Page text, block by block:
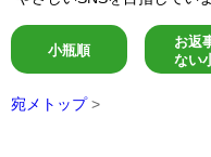
小瓶順
お返
ない
宛メトップ >